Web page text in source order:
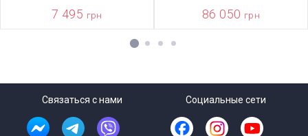
7 495 грн 86 050 грн
1 2 3 4
Связаться с нами Социальные сети